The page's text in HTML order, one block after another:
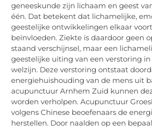
geneeskunde zijn lichaam en geest
één. Dat betekent dat lichamelijke,
geestelijke ontwikkelingen elkaar
beïnvloeden. Ziekte is daardoor geen
staand verschijnsel, maar een
geestelijke uiting van een verstoring
welzijn. Deze verstoring ontstaat
energiehuishouding van de mens uit
acupunctuur Arnhem Zuid kunnen
worden verholpen. Acupunctuur
volgens Chinese beoefenaars de
herstellen. Door naalden op een